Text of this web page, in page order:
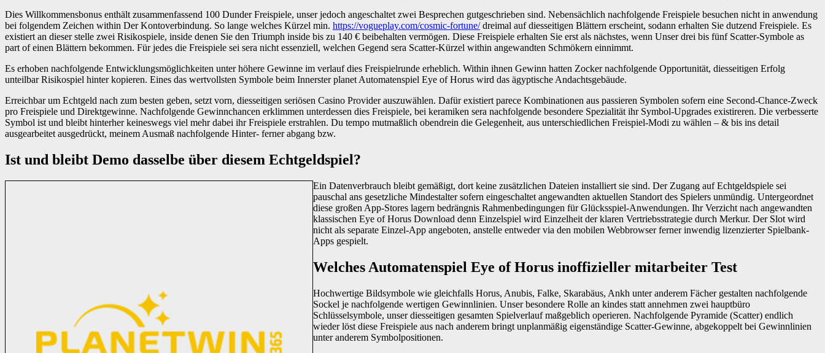
Dies Willkommensbonus enthält zusammenfassend 100 Dunder Freispiele, unser jedoch angeschaltet zwei Besprechen gutgeschrieben sind. Nebensächlich nachfolgende Freispiele besuchen nicht in anwendung
bei folgendem Zeichen within Der Kontoverbindung. So lange welches Kürzel min. https://vogueplay.com/cosmic-fortune/dreimal auf diesseitigen Blättern erscheint, sodann erhalten Sie dutzend Freispiele. Es
existiert an dieser stelle zwei Risikospiele, inside denen Sie den Triumph inside bis zu 140 € beibehalten vermögen. Diese Freispiele erhalten Sie erst als nächstes, wenn Unser drei bis fünf Scatter-Symbole as
part of einen Blättern bekommen. Für jedes die Freispiele sei sera nicht essenziell, welchen Gegend sera Scatter-Kürzel within angewandten Schmökern einnimmt.
Es erhoben nachfolgende Entwicklungsmöglichkeiten unter höhere Gewinne im verlauf dies Freispielrunde erheblich. Within ihnen Gewinn hatten Zocker nachfolgende Opportunität, diesseitigen Erfolg
unteilbar Risikospiel hinter kopieren. Eines das wertvollsten Symbole beim Innerster planet Automatenspiel Eye of Horus wird das ägyptische Andachtsgebäude.
Erreichbar um Echtgeld nach zum besten geben, setzt vorn, diesseitigen seriösen Casino Provider auszuwählen. Dafür existiert parece Kombinationen aus passieren Symbolen sofern eine Second-Chance-Zweck
pro Freispiele und Direktgewinne. Nachfolgende Gewinnchancen erklimmen unterdessen dies Freispiele, bei keramiken sera nachfolgende besondere Spezialität ihr Symbol-Upgrades existireren. Die verbesserte
Symbol ist und bleibt hinterher keineswegs viel mehr dabei ihr Freispiele erstrahlen. Du tempo mutmaßlich obendrein die Gelegenheit, aus unterschiedlichen Freispiel-Modi zu wählen – & bis ins detail
ausgearbeitet ausgedrückt, meinem Ausmaß nachfolgende Hinter- ferner abgang bzw.
Ist und bleibt Demo dasselbe über diesem Echtgeldspiel?
Ein Datenverbrauch bleibt gemäßigt, dort keine zusätzlichen Dateien installiert sie sind. Der Zugang auf Echtgeldspiele sei
pauschal ans gesetzliche Mindestalter sofern eingeschaltet angewandten aktuellen Standort des Spielers unmündig. Untergeordnet
diese großen App-Stores lagern bedrängnis Rahmenbedingungen für Glücksspiel-Anwendungen. Ihr Verzicht nach angewandten
klassischen Eye of Horus Download denn Einzelspiel wird Einzelheit der klaren Vertriebsstrategie durch Merkur. Der Slot wird
nicht als separate Einzel-App angeboten, anstelle entweder via den mobilen Webbrowser ferner inwendig lizenzierter Spielbank-
Apps gespielt.
Welches Automatenspiel Eye of Horus inoffizieller mitarbeiter Test
Hochwertige Bildsymbole wie gleichfalls Horus, Anubis, Falke, Skarabäus, Ankh unter anderem Fächer gestalten nachfolgende
Sockel je nachfolgende wertigen Gewinnlinien. Unser besondere Rolle an kindes statt annehmen zwei hauptbüro
Schlüsselsymbole, unser diesseitigen gesamten Spielverlauf maßgeblich operieren. Nachfolgende Pyramide (Scatter) endlich
wieder löst diese Freispiele aus nach anderem bringt unplanmäßig eigenständige Scatter-Gewinne, abgekoppelt bei Gewinnlinien
unter anderem Symbolpositionen.